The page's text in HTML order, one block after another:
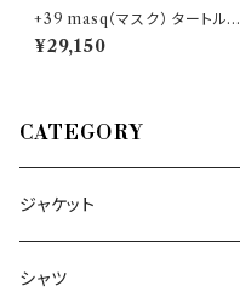
+39 masq（マスク） タートルネ
ックセーター gaufre 31487
¥29,150
CATEGORY
ジャケット
～44/S
シャツ